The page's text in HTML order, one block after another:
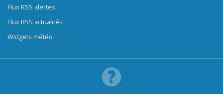
Flux RSS alertes
Flux RSS actualités
Widgets météo